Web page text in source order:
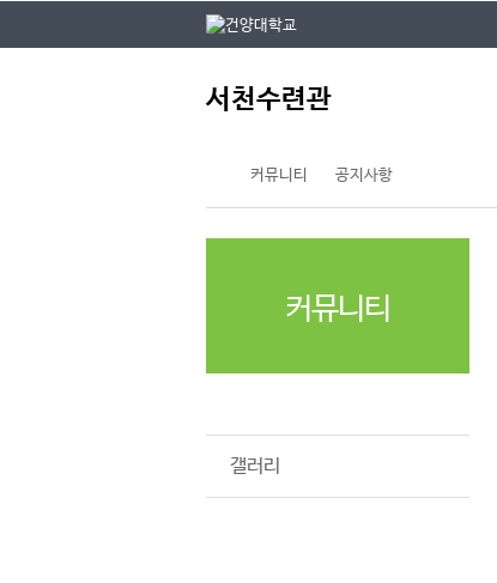
서천수련관
커뮤니티 공지사항
커뮤니티
갤러리